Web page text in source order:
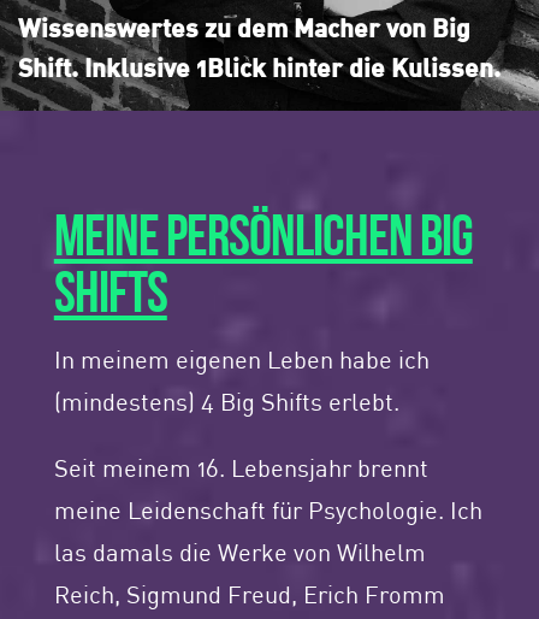
Wissenswertes zu dem Macher von Big
Shift. Inklusive 1Blick hinter die Kulissen.
MEINE PERSÖNLICHEN BIG
SHIFTS
In meinem eigenen Leben habe ich
(mindestens) 4 Big Shifts erlebt.
Seit meinem 16. Lebensjahr brennt
meine Leidenschaft für Psychologie. Ich
las damals die Werke von Wilhelm
Reich, Sigmund Freud, Erich Fromm